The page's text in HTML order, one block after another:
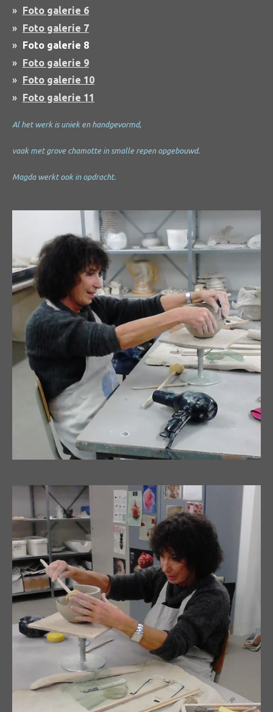
Foto galerie 6
Foto galerie 7
Foto galerie 8
Foto galerie 9
Foto galerie 10
Foto galerie 11
Al het werk is uniek en handgevormd,
vaak met grove chamotte in smalle repen opgebouwd.
Magda werkt ook in opdracht.